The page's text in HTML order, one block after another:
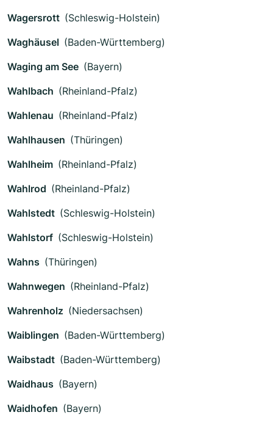
Wagersrott (Schleswig-Holstein)
Waghäusel (Baden-Württemberg)
Waging am See (Bayern)
Wahlbach (Rheinland-Pfalz)
Wahlenau (Rheinland-Pfalz)
Wahlhausen (Thüringen)
Wahlheim (Rheinland-Pfalz)
Wahlrod (Rheinland-Pfalz)
Wahlstedt (Schleswig-Holstein)
Wahlstorf (Schleswig-Holstein)
Wahns (Thüringen)
Wahnwegen (Rheinland-Pfalz)
Wahrenholz (Niedersachsen)
Waiblingen (Baden-Württemberg)
Waibstadt (Baden-Württemberg)
Waidhaus (Bayern)
Waidhofen (Bayern)